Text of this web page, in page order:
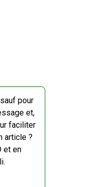
pour
et,
faciliter
article ?
et en